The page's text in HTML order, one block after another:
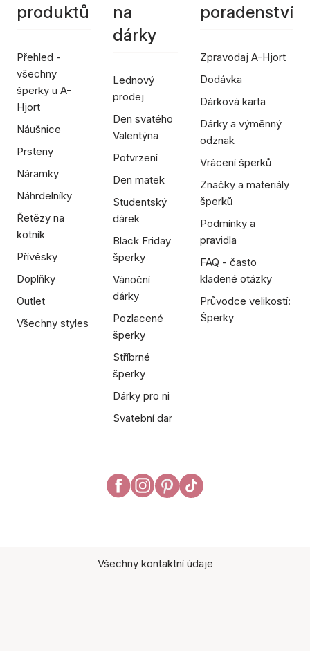
produktů
Přehled -
všechny
šperky u A-
Hjort
Náušnice
Prsteny
Náramky
Náhrdelníky
Řetězy na
kotník
Přívěsky
Doplňky
Outlet
Všechny styles
na
dárky
Lednový
prodej
Den svatého
Valentýna
Potvrzení
Den matek
Studentský
dárek
Black Friday
šperky
Vánoční
dárky
Pozlacené
šperky
Stříbrné
šperky
Dárky pro ni
Svatební dar
poradenství
Zpravodaj A-Hjort
Dodávka
Dárková karta
Dárky a výměnný
odznak
Vrácení šperků
Značky a materiály
šperků
Podmínky a
pravidla
FAQ - často
kladené otázky
Průvodce velikostí:
Šperky
Všechny kontaktní údaje